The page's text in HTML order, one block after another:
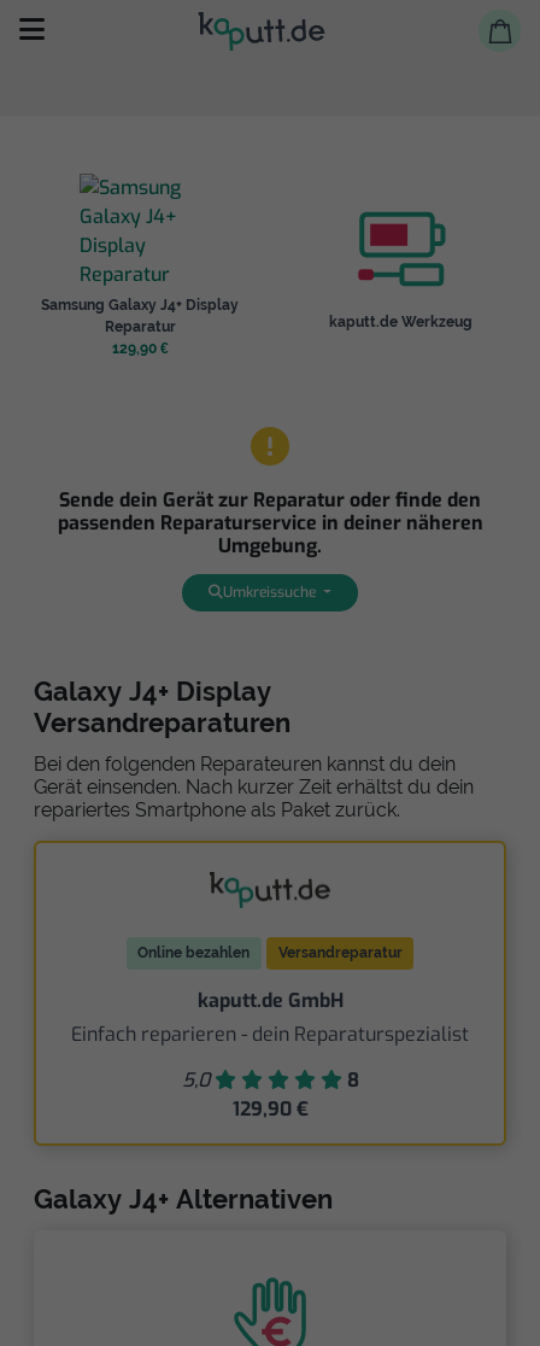
Selbst reparieren
Reparieren lassen
Samsung Galaxy J4+ Display
Reparatur
129,90 €
kaputt.de Werkzeug
Sende dein Gerät zur Reparatur oder finde den
passenden Reparaturservice in deiner näheren
Umgebung.
Umkreissuche
Galaxy J4+ Display
Versandreparaturen
Bei den folgenden Reparateuren kannst du dein
Gerät einsenden. Nach kurzer Zeit erhältst du dein
repariertes Smartphone als Paket zurück.
Online bezahlen Versandreparatur
kaputt.de GmbH
Einfach reparieren - dein Reparaturspezialist
5,0
8
129,90 €
Galaxy J4+ Alternativen